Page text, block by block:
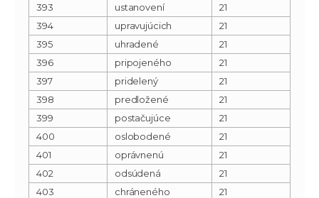
393
ustanovení
21
394
upravujúcich
21
395
uhradené
21
396
pripojeného
21
397
pridelený
21
398
predložené
21
399
postačujúce
21
400
oslobodené
21
401
oprávnenú
21
402
odsúdená
21
403
chráneného
21